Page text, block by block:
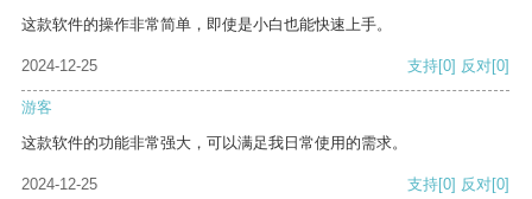
这款软件的操作非常简单，即使是小白也能快速上手。
2024-12-25 支持[0] 反对[0]
游客
这款软件的功能非常强大，可以满足我日常使用的需求。
2024-12-25 支持[0] 反对[0]